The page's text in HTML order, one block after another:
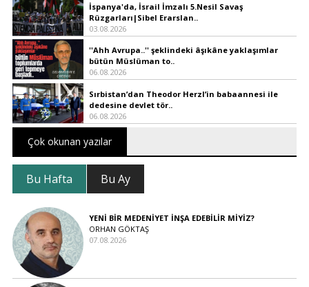
İspanya'da, İsrail İmzalı 5.Nesil Savaş
Rüzgarları|Sibel Erarslan..
03.08.2026
''Ahh Avrupa..'' şeklindeki âşıkâne yaklaşımlar
bütün Müslüman to..
06.08.2026
Sırbistan’dan Theodor Herzl’in babaannesi ile
dedesine devlet tör..
06.08.2026
Çok okunan yazılar
Bu Hafta Bu Ay
YENİ BİR MEDENİYET İNŞA EDEBİLİR MİYİZ?
ORHAN GÖKTAŞ
07.08.2026